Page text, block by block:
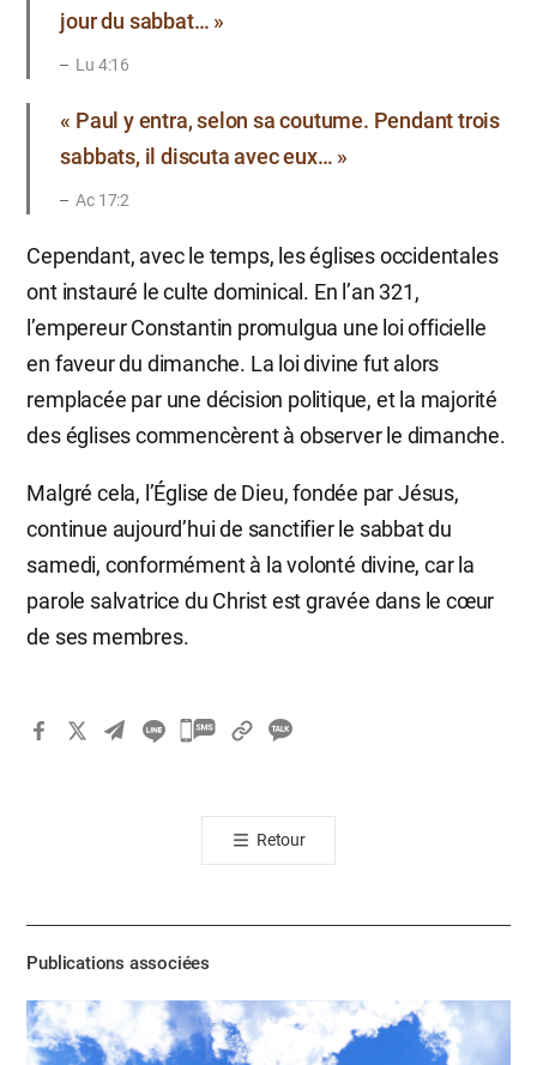
jour du sabbat… »
Lu 4:16
« Paul y entra, selon sa coutume. Pendant trois
sabbats, il discuta avec eux… »
Ac 17:2
Cependant, avec le temps, les églises occidentales
ont instauré le culte dominical. En l’an 321,
l’empereur Constantin promulgua une loi officielle
en faveur du dimanche. La loi divine fut alors
remplacée par une décision politique, et la majorité
des églises commencèrent à observer le dimanche.
Malgré cela, l’Église de Dieu, fondée par Jésus,
continue aujourd’hui de sanctifier le sabbat du
samedi, conformément à la volonté divine, car la
parole salvatrice du Christ est gravée dans le cœur
de ses membres.
카
톡
공
기
Retour
Publications associées